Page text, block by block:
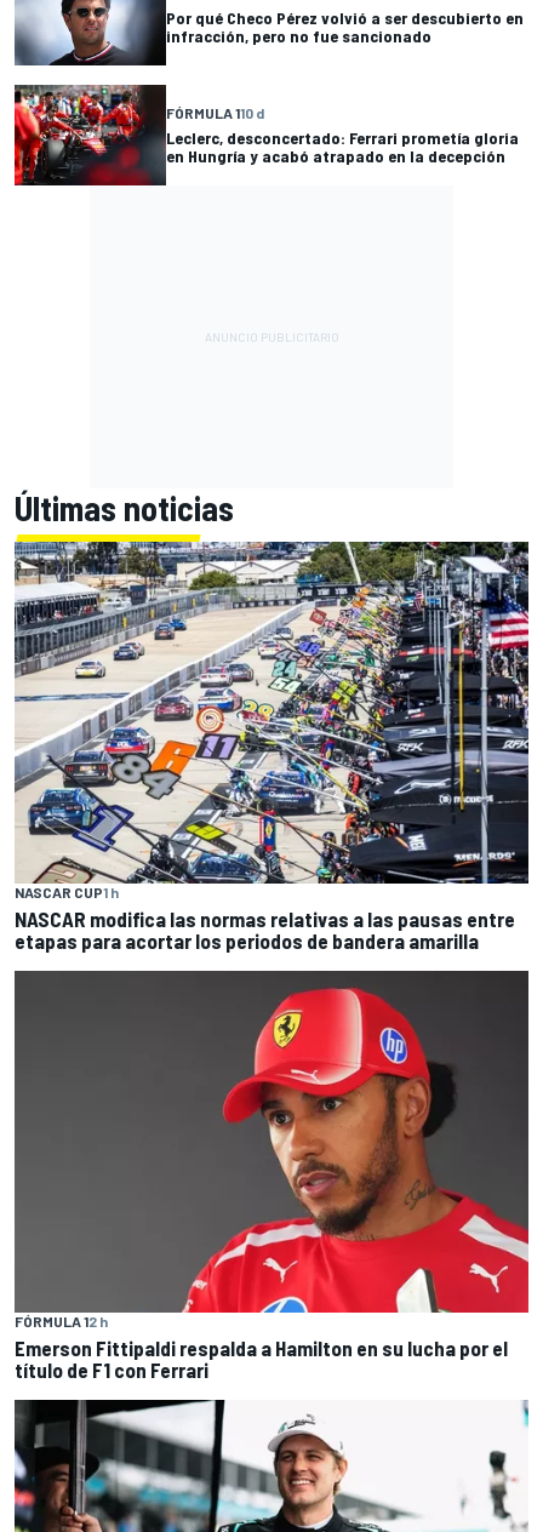
Por qué Checo Pérez volvió a ser descubierto en
infracción, pero no fue sancionado
FÓRMULA 110 d
Leclerc, desconcertado: Ferrari prometía gloria
en Hungría y acabó atrapado en la decepción
Últimas noticias
NASCAR CUP1 h
NASCAR modifica las normas relativas a las pausas entre
etapas para acortar los periodos de bandera amarilla
FÓRMULA 12 h
Emerson Fittipaldi respalda a Hamilton en su lucha por el
título de F1 con Ferrari